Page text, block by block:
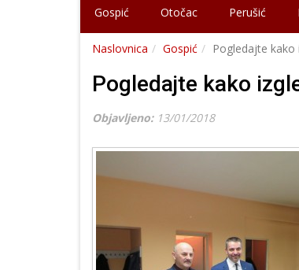
Gospić Otočac Perušić
Naslovnica Gospić Pogledajte kako
Pogledajte kako
Objavljeno: 13/01/2018